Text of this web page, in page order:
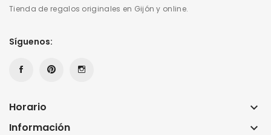
Tienda de regalos originales en Gijón y online.
Síguenos:
Horario keyboard_arrow_down
Información keyboard_arrow_down